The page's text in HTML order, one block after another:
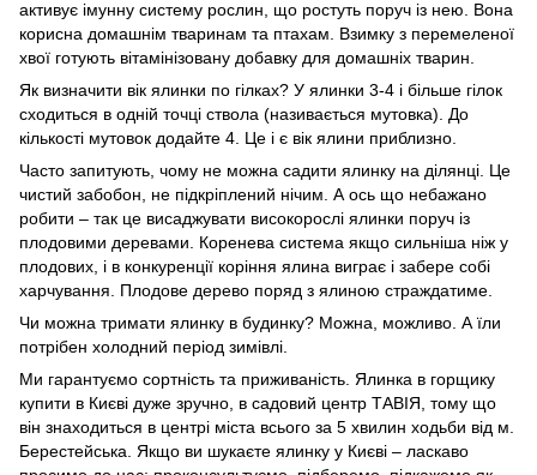
активує імунну систему рослин, що ростуть поруч із нею. Вона
корисна домашнім тваринам та птахам. Взимку з перемеленої
хвої готують вітамінізовану добавку для домашніх тварин.
Як визначити вік ялинки по гілках? У ялинки 3-4 і більше гілок
сходиться в одній точці ствола (називається мутовка). До
кількості мутовок додайте 4. Це і є вік ялини приблизно.
Часто запитують, чому не можна садити ялинку на ділянці. Це
чистий забобон, не підкріплений нічим. А ось що небажано
робити – так це висаджувати високорослі ялинки поруч із
плодовими деревами. Коренева система якщо сильніша ніж у
плодових, і в конкуренції коріння ялина виграє і забере собі
харчування. Плодове дерево поряд з ялиною страждатиме.
Чи можна тримати ялинку в будинку? Можна, можливо. А їли
потрібен холодний період зимівлі.
Ми гарантуємо сортність та приживаність. Ялинка в горщику
купити в Києві дуже зручно, в садовий центр ТАВІЯ, тому що
він знаходиться в центрі міста всього за 5 хвилин ходьби від м.
Берестейська. Якщо ви шукаєте ялинку у Києві – ласкаво